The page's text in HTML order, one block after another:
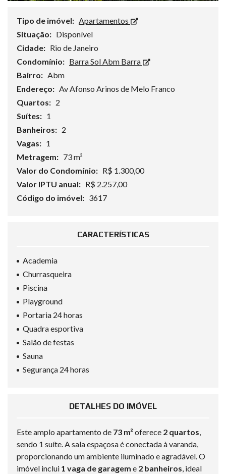
Tipo de imóvel: Apartamentos
Situação: Disponível
Cidade: Rio de Janeiro
Condomínio: Barra Sol Abm Barra
Bairro: Abm
Endereço: Av Afonso Arinos de Melo Franco
Quartos: 2
Suítes: 1
Banheiros: 2
Vagas: 1
Metragem: 73 m²
Valor do Condomínio: R$ 1.300,00
Valor IPTU anual: R$ 2.257,00
Código do imóvel: 3617
CARACTERÍSTICAS
Academia
Churrasqueira
Piscina
Playground
Portaria 24 horas
Quadra esportiva
Salão de festas
Sauna
Segurança 24 horas
DETALHES DO IMÓVEL
Este amplo apartamento de 73 m² oferece 2 quartos,
sendo 1 suíte. A sala espaçosa é conectada à varanda,
proporcionando um ambiente iluminado e agradável. O
imóvel inclui 1 vaga de garagem e 2 banheiros, ideal